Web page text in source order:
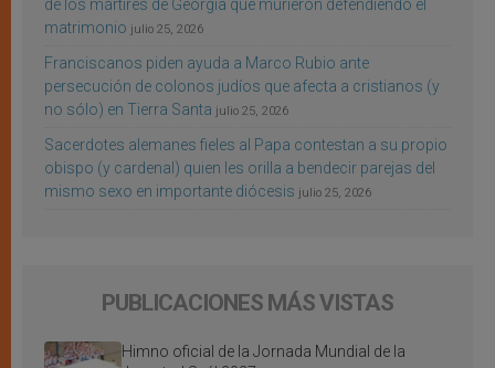
de los mártires de Georgia que murieron defendiendo el
matrimonio julio 25, 2026
Franciscanos piden ayuda a Marco Rubio ante
persecución de colonos judíos que afecta a cristianos (y
no sólo) en Tierra Santa julio 25, 2026
Sacerdotes alemanes fieles al Papa contestan a su propio
obispo (y cardenal) quien les orilla a bendecir parejas del
mismo sexo en importante diócesis julio 25, 2026
PUBLICACIONES MÁS VISTAS
Himno oficial de la Jornada Mundial de la